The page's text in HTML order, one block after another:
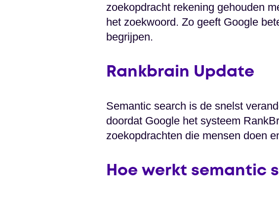
zoekopdracht rekening gehouden
het zoekwoord. Zo geeft Google
begrijpen.
Rankbrain Update
Semantic search is de snelst
doordat Google het systeem
zoekopdrachten die mensen doen
Hoe werkt semantic